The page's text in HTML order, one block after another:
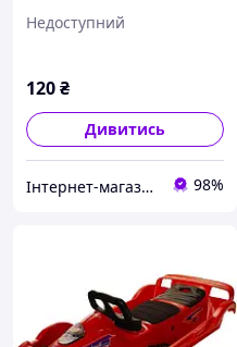
Недоступний
120₴
Дивитись
Інтернет-магазин "SANTAN" 98%